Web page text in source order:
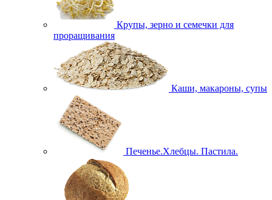
Крупы, зерно и семечки для
проращивания
Каши, макароны, супы
Печенье.Хлебцы. Пастила.